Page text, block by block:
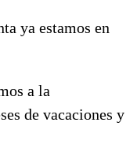
ya estamos en
a la
de vacaciones y